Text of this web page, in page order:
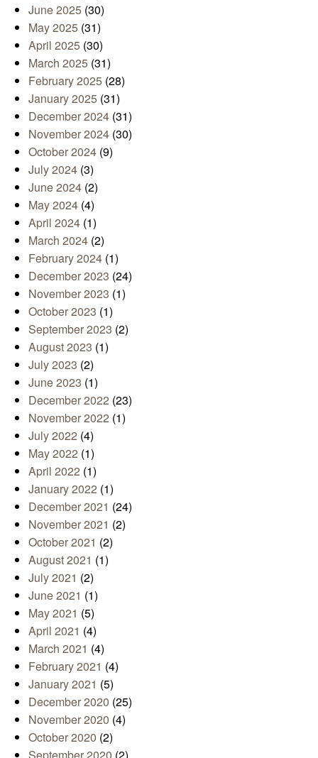
June 2025 (30)
May 2025 (31)
April 2025 (30)
March 2025 (31)
February 2025 (28)
January 2025 (31)
December 2024 (31)
November 2024 (30)
October 2024 (9)
July 2024 (3)
June 2024 (2)
May 2024 (4)
April 2024 (1)
March 2024 (2)
February 2024 (1)
December 2023 (24)
November 2023 (1)
October 2023 (1)
September 2023 (2)
August 2023 (1)
July 2023 (2)
June 2023 (1)
December 2022 (23)
November 2022 (1)
July 2022 (4)
May 2022 (1)
April 2022 (1)
January 2022 (1)
December 2021 (24)
November 2021 (2)
October 2021 (2)
August 2021 (1)
July 2021 (2)
June 2021 (1)
May 2021 (5)
April 2021 (4)
March 2021 (4)
February 2021 (4)
January 2021 (5)
December 2020 (25)
November 2020 (4)
October 2020 (2)
September 2020 (2)